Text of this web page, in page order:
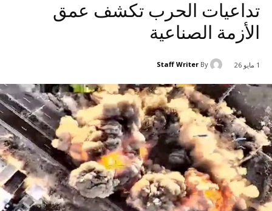
تداعيات الحرب تكشف عمق
الأزمة الصناعية
1 مايو 26 By
Staff Writer